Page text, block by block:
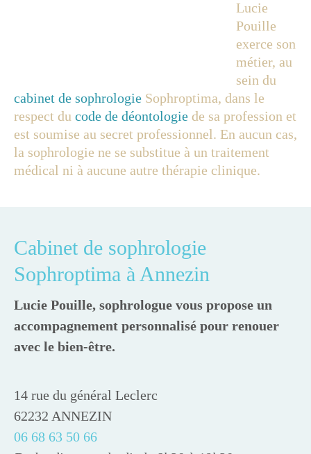
Lucie
Pouille
exerce son
métier, au
sein du
cabinet de sophrologie Sophroptima, dans le
respect du code de déontologie de sa profession et
est soumise au secret professionnel. En aucun cas,
la sophrologie ne se substitue à un traitement
médical ni à aucune autre thérapie clinique.
Cabinet de sophrologie
Sophroptima à Annezin
Lucie Pouille, sophrologue vous propose un
accompagnement personnalisé pour renouer
avec le bien-être.
14 rue du général Leclerc
62232 ANNEZIN
06 68 63 50 66